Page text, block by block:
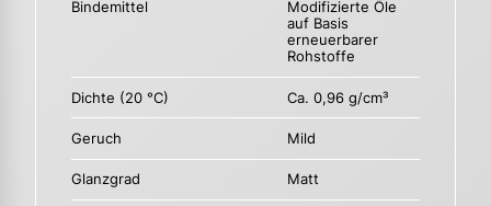
Bindemittel
Modifizierte Öle
auf Basis
erneuerbarer
Rohstoffe
Dichte (20 °C) Ca. 0,96 g/cm³
Geruch Mild
Glanzgrad Matt